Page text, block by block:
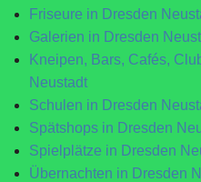
Friseure in Dresden
Galerien in Dresden
Kneipen, Bars, Cafés,
Neustadt
Schulen in Dresden
Spätshops in Dresden
Spielplätze in Dresden
Übernachten in Dresden